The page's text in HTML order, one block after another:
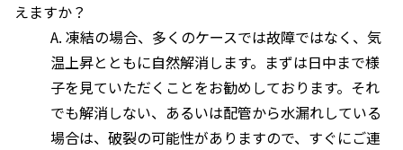
えますか？
A. 凍結の場合、多くのケースでは故障ではなく、気
温上昇とともに自然解消します。まずは日中まで様
子を見ていただくことをお勧めしております。それ
でも解消しない、あるいは配管から水漏れしている
場合は、破裂の可能性がありますので、すぐにご連